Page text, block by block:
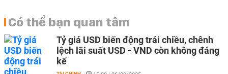
Có thể bạn quan tâm
Tỷ giá USD biến động trái chiều, chênh
lệch lãi suất USD - VND còn không đáng
kể